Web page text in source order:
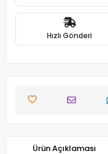
Hızlı Gönderi
Ürün Açıklaması